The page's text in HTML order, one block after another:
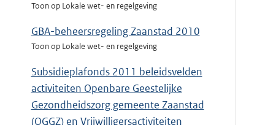
Toon op Lokale wet- en regelgeving
GBA-beheersregeling Zaanstad 2010
Toon op Lokale wet- en regelgeving
Subsidieplafonds 2011 beleidsvelden
activiteiten Openbare Geestelijke
Gezondheidszorg gemeente Zaanstad
(OGGZ) en Vrijwilligersactiviteiten